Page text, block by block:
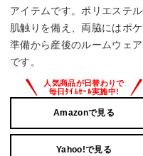
アイテムです。ポリエステ
肌触りを備え、両脇にはポ
準備から産後のルームウェ
です。
Amazonで見る
Yahoo!で見る